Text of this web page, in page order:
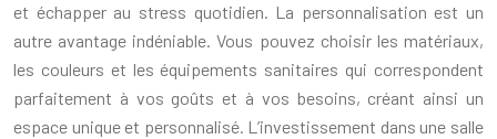
et échapper au stress quotidien. La personnalisation est un
autre avantage indéniable. Vous pouvez choisir les matériaux,
les couleurs et les équipements sanitaires qui correspondent
parfaitement à vos goûts et à vos besoins, créant ainsi un
espace unique et personnalisé. L’investissement dans une salle